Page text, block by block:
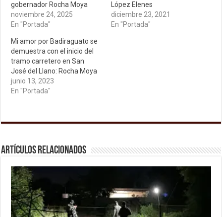
gobernador Rocha Moya
noviembre 24, 2025
En "Portada"
López Elenes
diciembre 23, 2021
En "Portada"
Mi amor por Badiraguato se
demuestra con el inicio del
tramo carretero en San
José del Llano: Rocha Moya
junio 13, 2023
En "Portada"
Artículos relacionados